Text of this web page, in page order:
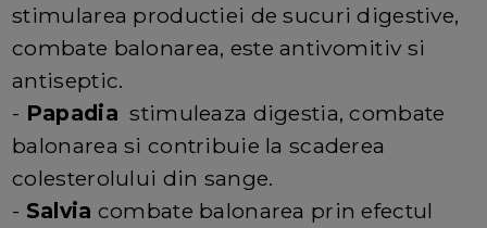
stimularea productiei de sucuri digestive,
combate balonarea, este antivomitiv si
antiseptic.
- Papadiastimuleaza digestia, combate
balonarea si contribuie la scaderea
colesterolului din sange.
- Salvia combate balonarea prin efectul